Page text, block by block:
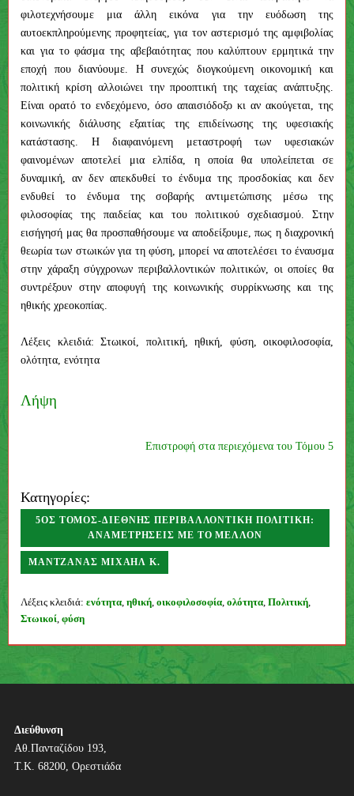
φιλοτεχνήσουμε μια άλλη εικόνα για την ευόδωση της
αυτοεκπληρούμενης προφητείας, για τον αστερισμό της αμφιβολίας
και για το φάσμα της αβεβαιότητας που καλύπτουν ερμητικά την
εποχή που διανύουμε. Η συνεχώς διογκούμενη οικονομική και
πολιτική κρίση αλλοιώνει την προοπτική της ταχείας ανάπτυξης.
Είναι ορατό το ενδεχόμενο, όσο απαισιόδοξο κι αν ακούγεται, της
κοινωνικής διάλυσης εξαιτίας της επιδείνωσης της υφεσιακής
κατάστασης. Η διαφαινόμενη μεταστροφή των υφεσιακών
φαινομένων αποτελεί μια ελπίδα, η οποία θα υπολείπεται σε
δυναμική, αν δεν απεκδυθεί το ένδυμα της προσδοκίας και δεν
ενδυθεί το ένδυμα της σοβαρής αντιμετώπισης μέσω της
φιλοσοφίας της παιδείας και του πολιτικού σχεδιασμού. Στην
εισήγησή μας θα προσπαθήσουμε να αποδείξουμε, πως η διαχρονική
θεωρία των στωικών για τη φύση, μπορεί να αποτελέσει το έναυσμα
στην χάραξη σύγχρονων περιβαλλοντικών πολιτικών, οι οποίες θα
συντρέξουν στην αποφυγή της κοινωνικής συρρίκνωσης και της
ηθικής χρεοκοπίας.
Λέξεις κλειδιά: Στωικοί, πολιτική, ηθική, φύση, οικοφιλοσοφία,
ολότητα, ενότητα
Λήψη
Επιστροφή στα περιεχόμενα του Τόμου 5
Κατηγορίες:
5ΟΣ ΤΌΜΟΣ-ΔΙΕΘΝΉΣ ΠΕΡΙΒΑΛΛΟΝΤΙΚΉ ΠΟΛΙΤΙΚΉ:
ΑΝΑΜΕΤΡΉΣΕΙΣ ΜΕ ΤΟ ΜΈΛΛΟΝ
ΜΑΝΤΖΑΝΆΣ ΜΙΧΑΉΛ Κ.
Συγγραφέας
Λέξεις κλειδιά: ενότητα, ηθική, οικοφιλοσοφία, ολότητα, Πολιτική,
Στωικοί, φύση
Π
λ
ή
γ
Διεύθυνση
Αθ.Πανταζίδου 193,
Τ.Κ. 68200, Ορεστιάδα